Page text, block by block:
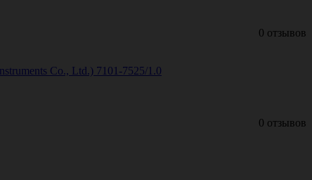
0 отзывов
Co., Ltd.) 7101-7525/1.0
0 отзывов